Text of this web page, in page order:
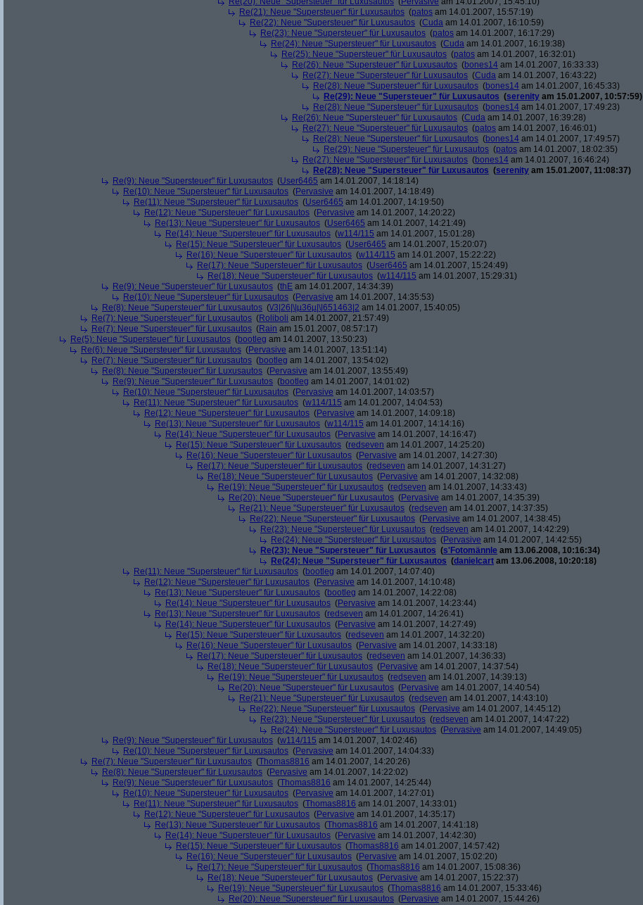
Re(21): Neue "Supersteuer" für Luxusautos (patos am 14.01.2007, 15:57:19)
Re(22): Neue "Supersteuer" für Luxusautos (Cuda am 14.01.2007, 16:10:59)
Re(23): Neue "Supersteuer" für Luxusautos (patos am 14.01.2007, 16:17:29)
Re(24): Neue "Supersteuer" für Luxusautos (Cuda am 14.01.2007, 16:19:38)
Re(25): Neue "Supersteuer" für Luxusautos (patos am 14.01.2007, 16:32:01)
Re(26): Neue "Supersteuer" für Luxusautos (bones14 am 14.01.2007, 16:33:33)
Re(27): Neue "Supersteuer" für Luxusautos (Cuda am 14.01.2007, 16:43:22)
Re(28): Neue "Supersteuer" für Luxusautos (bones14 am 14.01.2007, 16:45:33)
Re(29): Neue "Supersteuer" für Luxusautos (serenity am 15.01.2007, 10:57:59)
Re(28): Neue "Supersteuer" für Luxusautos (bones14 am 14.01.2007, 17:49:23)
Re(26): Neue "Supersteuer" für Luxusautos (Cuda am 14.01.2007, 16:39:28)
Re(27): Neue "Supersteuer" für Luxusautos (patos am 14.01.2007, 16:46:01)
Re(28): Neue "Supersteuer" für Luxusautos (bones14 am 14.01.2007, 17:49:57)
Re(29): Neue "Supersteuer" für Luxusautos (patos am 14.01.2007, 18:02:35)
Re(27): Neue "Supersteuer" für Luxusautos (bones14 am 14.01.2007, 16:46:24)
Re(28): Neue "Supersteuer" für Luxusautos (serenity am 15.01.2007, 11:08:37)
Re(9): Neue "Supersteuer" für Luxusautos (User6465 am 14.01.2007, 14:18:14)
Re(10): Neue "Supersteuer" für Luxusautos (Pervasive am 14.01.2007, 14:18:49)
Re(11): Neue "Supersteuer" für Luxusautos (User6465 am 14.01.2007, 14:19:50)
Re(12): Neue "Supersteuer" für Luxusautos (Pervasive am 14.01.2007, 14:20:22)
Re(13): Neue "Supersteuer" für Luxusautos (User6465 am 14.01.2007, 14:21:49)
Re(14): Neue "Supersteuer" für Luxusautos (w114/115 am 14.01.2007, 15:01:28)
Re(15): Neue "Supersteuer" für Luxusautos (User6465 am 14.01.2007, 15:20:07)
Re(16): Neue "Supersteuer" für Luxusautos (w114/115 am 14.01.2007, 15:22:22)
Re(17): Neue "Supersteuer" für Luxusautos (User6465 am 14.01.2007, 15:24:49)
Re(18): Neue "Supersteuer" für Luxusautos (w114/115 am 14.01.2007, 15:29:31)
Re(9): Neue "Supersteuer" für Luxusautos (thE am 14.01.2007, 14:34:39)
Re(10): Neue "Supersteuer" für Luxusautos (Pervasive am 14.01.2007, 14:35:53)
Re(8): Neue "Supersteuer" für Luxusautos (\/3|26|\|µ36µ|\|651463|2 am 14.01.2007, 15:40:05)
Re(7): Neue "Supersteuer" für Luxusautos (Roliboli am 14.01.2007, 21:57:49)
Re(7): Neue "Supersteuer" für Luxusautos (Rain am 15.01.2007, 08:57:17)
Re(5): Neue "Supersteuer" für Luxusautos (bootleg am 14.01.2007, 13:50:23)
Re(6): Neue "Supersteuer" für Luxusautos (Pervasive am 14.01.2007, 13:51:14)
Re(7): Neue "Supersteuer" für Luxusautos (bootleg am 14.01.2007, 13:54:02)
Re(8): Neue "Supersteuer" für Luxusautos (Pervasive am 14.01.2007, 13:55:49)
Re(9): Neue "Supersteuer" für Luxusautos (bootleg am 14.01.2007, 14:01:02)
Re(10): Neue "Supersteuer" für Luxusautos (Pervasive am 14.01.2007, 14:03:57)
Re(11): Neue "Supersteuer" für Luxusautos (w114/115 am 14.01.2007, 14:04:53)
Re(12): Neue "Supersteuer" für Luxusautos (Pervasive am 14.01.2007, 14:09:18)
Re(13): Neue "Supersteuer" für Luxusautos (w114/115 am 14.01.2007, 14:14:16)
Re(14): Neue "Supersteuer" für Luxusautos (Pervasive am 14.01.2007, 14:16:47)
Re(15): Neue "Supersteuer" für Luxusautos (redseven am 14.01.2007, 14:25:20)
Re(16): Neue "Supersteuer" für Luxusautos (Pervasive am 14.01.2007, 14:27:30)
Re(17): Neue "Supersteuer" für Luxusautos (redseven am 14.01.2007, 14:31:27)
Re(18): Neue "Supersteuer" für Luxusautos (Pervasive am 14.01.2007, 14:32:08)
Re(19): Neue "Supersteuer" für Luxusautos (redseven am 14.01.2007, 14:33:43)
Re(20): Neue "Supersteuer" für Luxusautos (Pervasive am 14.01.2007, 14:35:39)
Re(21): Neue "Supersteuer" für Luxusautos (redseven am 14.01.2007, 14:37:35)
Re(22): Neue "Supersteuer" für Luxusautos (Pervasive am 14.01.2007, 14:38:45)
Re(23): Neue "Supersteuer" für Luxusautos (redseven am 14.01.2007, 14:42:29)
Re(24): Neue "Supersteuer" für Luxusautos (Pervasive am 14.01.2007, 14:42:55)
Re(23): Neue "Supersteuer" für Luxusautos (s'Fotomännle am 13.06.2008, 10:16:34)
Re(24): Neue "Supersteuer" für Luxusautos (danielcart am 13.06.2008, 10:20:18)
Re(11): Neue "Supersteuer" für Luxusautos (bootleg am 14.01.2007, 14:07:40)
Re(12): Neue "Supersteuer" für Luxusautos (Pervasive am 14.01.2007, 14:10:48)
Re(13): Neue "Supersteuer" für Luxusautos (bootleg am 14.01.2007, 14:22:08)
Re(14): Neue "Supersteuer" für Luxusautos (Pervasive am 14.01.2007, 14:23:44)
Re(13): Neue "Supersteuer" für Luxusautos (redseven am 14.01.2007, 14:26:41)
Re(14): Neue "Supersteuer" für Luxusautos (Pervasive am 14.01.2007, 14:27:49)
Re(15): Neue "Supersteuer" für Luxusautos (redseven am 14.01.2007, 14:32:20)
Re(16): Neue "Supersteuer" für Luxusautos (Pervasive am 14.01.2007, 14:33:18)
Re(17): Neue "Supersteuer" für Luxusautos (redseven am 14.01.2007, 14:36:33)
Re(18): Neue "Supersteuer" für Luxusautos (Pervasive am 14.01.2007, 14:37:54)
Re(19): Neue "Supersteuer" für Luxusautos (redseven am 14.01.2007, 14:39:13)
Re(20): Neue "Supersteuer" für Luxusautos (Pervasive am 14.01.2007, 14:40:54)
Re(21): Neue "Supersteuer" für Luxusautos (redseven am 14.01.2007, 14:43:10)
Re(22): Neue "Supersteuer" für Luxusautos (Pervasive am 14.01.2007, 14:45:12)
Re(23): Neue "Supersteuer" für Luxusautos (redseven am 14.01.2007, 14:47:22)
Re(24): Neue "Supersteuer" für Luxusautos (Pervasive am 14.01.2007, 14:49:05)
Re(9): Neue "Supersteuer" für Luxusautos (w114/115 am 14.01.2007, 14:02:46)
Re(10): Neue "Supersteuer" für Luxusautos (Pervasive am 14.01.2007, 14:04:33)
Re(7): Neue "Supersteuer" für Luxusautos (Thomas8816 am 14.01.2007, 14:20:26)
Re(8): Neue "Supersteuer" für Luxusautos (Pervasive am 14.01.2007, 14:22:02)
Re(9): Neue "Supersteuer" für Luxusautos (Thomas8816 am 14.01.2007, 14:25:44)
Re(10): Neue "Supersteuer" für Luxusautos (Pervasive am 14.01.2007, 14:27:01)
Re(11): Neue "Supersteuer" für Luxusautos (Thomas8816 am 14.01.2007, 14:33:01)
Re(12): Neue "Supersteuer" für Luxusautos (Pervasive am 14.01.2007, 14:35:17)
Re(13): Neue "Supersteuer" für Luxusautos (Thomas8816 am 14.01.2007, 14:41:18)
Re(14): Neue "Supersteuer" für Luxusautos (Pervasive am 14.01.2007, 14:42:30)
Re(15): Neue "Supersteuer" für Luxusautos (Thomas8816 am 14.01.2007, 14:57:42)
Re(16): Neue "Supersteuer" für Luxusautos (Pervasive am 14.01.2007, 15:02:20)
Re(17): Neue "Supersteuer" für Luxusautos (Thomas8816 am 14.01.2007, 15:08:36)
Re(18): Neue "Supersteuer" für Luxusautos (Pervasive am 14.01.2007, 15:22:37)
Re(19): Neue "Supersteuer" für Luxusautos (Thomas8816 am 14.01.2007, 15:33:46)
Re(20): Neue "Supersteuer" für Luxusautos (Pervasive am 14.01.2007, 15:44:26)